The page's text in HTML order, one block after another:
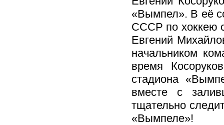
«Вымпел». В её
СССР по хоккею
Евгений
начальником
время
стадиона
вместе с
тщательно
«Вымпеле»!